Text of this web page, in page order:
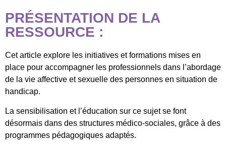
PRÉSENTATION DE LA
RESSOURCE :
Cet article explore les initiatives et formations mises en
place pour accompagner les professionnels dans l’abordage
de la vie affective et sexuelle des personnes en situation de
handicap.
La sensibilisation et l’éducation sur ce sujet se font
désormais dans des structures médico-sociales, grâce à des
programmes pédagogiques adaptés.